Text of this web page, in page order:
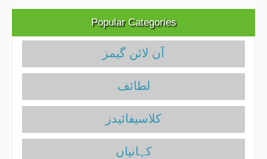
Popular Categories
آن لائن گیمز
لطائف
کلاسیفائیدز
کہانیاں‌